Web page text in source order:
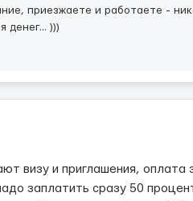
приезжаете и работаете -
денег... )))
визу и приглашения, оплата
заплатить сразу 50